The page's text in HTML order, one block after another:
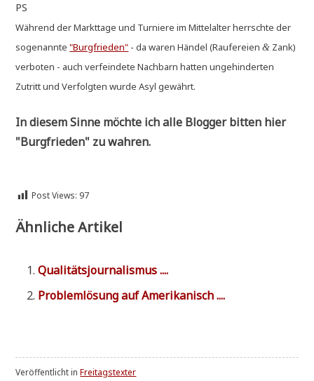
PS
Wäh­rend der Markt­ta­ge und Tur­nie­re im Mit­tel­al­ter herrsch­te der
soge­nann­te"Burg­frie­den" - da waren Hän­del (Rau­fe­rei­en& Zank)
ver­bo­ten - auch ver­fein­de­te Nach­barn hat­ten unge­hin­der­ten
Zutritt und Ver­folg­ten wur­de Asyl gewährt.
In die­sem Sin­ne möch­te ich alle Blog­ger bit­ten hier
"Burg­frie­den" zu wahren.
Post Views: 97
Ähnliche Artikel
Qua­li­täts­jour­na­lis­mus ....
Pro­blem­lö­sung auf Amerikanisch ....
Veröffentlicht inFreitagstexter